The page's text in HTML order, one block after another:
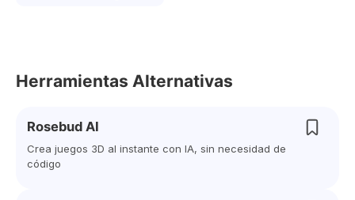
Herramientas Alternativas
Rosebud AI
Crea juegos 3D al instante con IA, sin necesidad de
código